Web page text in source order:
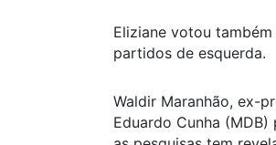
Eliziane votou
partidos de esquerda.
Waldir Maranhão, ex-
Eduardo Cunha